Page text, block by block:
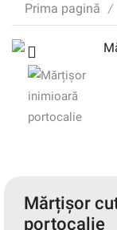
Prima pagină /
Mărțișor
portocalie